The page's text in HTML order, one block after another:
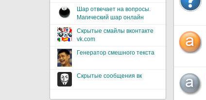
Шар отвечает на вопросы.
Магический шар онлайн
Скрытые смайлы вконтакте
vk.com
Генератор смешного текста
Скрытые сообщения вк